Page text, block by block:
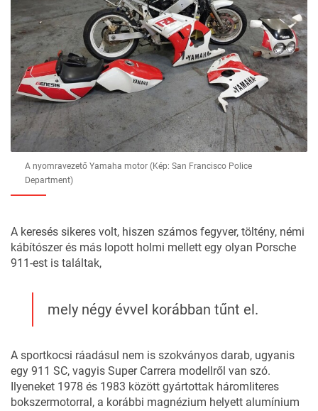
A nyomravezető Yamaha motor (Kép: San Francisco Police
Department)
A keresés sikeres volt, hiszen számos fegyver, töltény, némi
kábítószer és más lopott holmi mellett egy olyan Porsche
911-est is találtak,
mely négy évvel korábban tűnt el.
A sportkocsi ráadásul nem is szokványos darab, ugyanis
egy 911 SC, vagyis Super Carrera modellről van szó.
Ilyeneket 1978 és 1983 között gyártottak háromliteres
bokszermotorral, a korábbi magnézium helyett alumínium